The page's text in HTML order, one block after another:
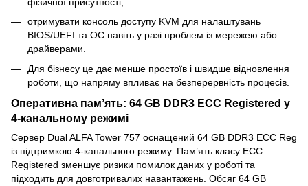
отримувати консоль доступу KVM для налаштувань
BIOS/UEFI та ОС навіть у разі проблем із мережею або
драйверами.
Для бізнесу це дає менше простоїв і швидше відновлення
роботи, що напряму впливає на безперервність процесів.
Оперативна пам’ять: 64 GB DDR3 ECC Registered у
4-канальному режимі
Сервер Dual ALFA Tower 757 оснащений 64 GB DDR3 ECC Reg
із підтримкою 4-канального режиму. Пам’ять класу ECC
Registered зменшує ризики помилок даних у роботі та
підходить для довготривалих навантажень. Обсяг 64 GB